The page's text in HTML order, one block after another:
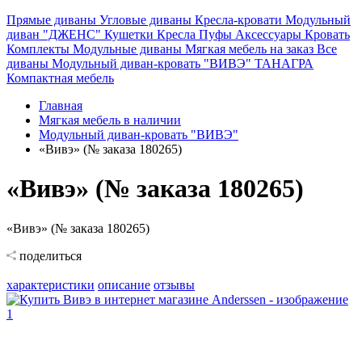
Прямые диваны Угловые диваны Кресла-кровати Модульный
диван "ДЖЕНС" Кушетки Кресла Пуфы Аксессуары Кровать
Комплекты Модульные диваны Мягкая мебель на заказ Все
диваны Модульный диван-кровать "ВИВЭ" ТАНАГРА
Компактная мебель
Главная
Мягкая мебель в наличии
Модульный диван-кровать "ВИВЭ"
«Вивэ» (№ заказа 180265)
«Вивэ» (№ заказа 180265)
«Вивэ» (№ заказа 180265)
поделиться
характеристики описание отзывы